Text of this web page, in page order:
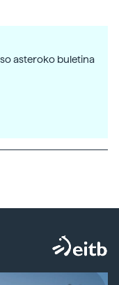
asteroko buletina